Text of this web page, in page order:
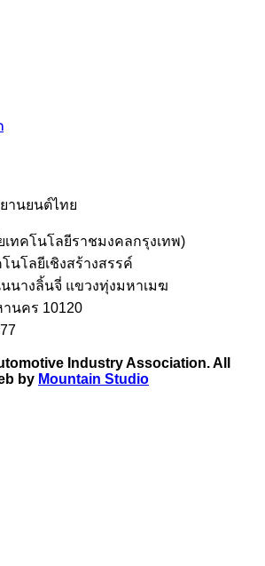
านยนต์ไทย
เทคโนโลยีราชมงคลกรุงเทพ)
นโลยีเชิงสร้างสรรค์
นางลิ้นจี่ แขวงทุ่งมหาเมฆ
นคร 10120
Industry Association. All
by Mountain Studio